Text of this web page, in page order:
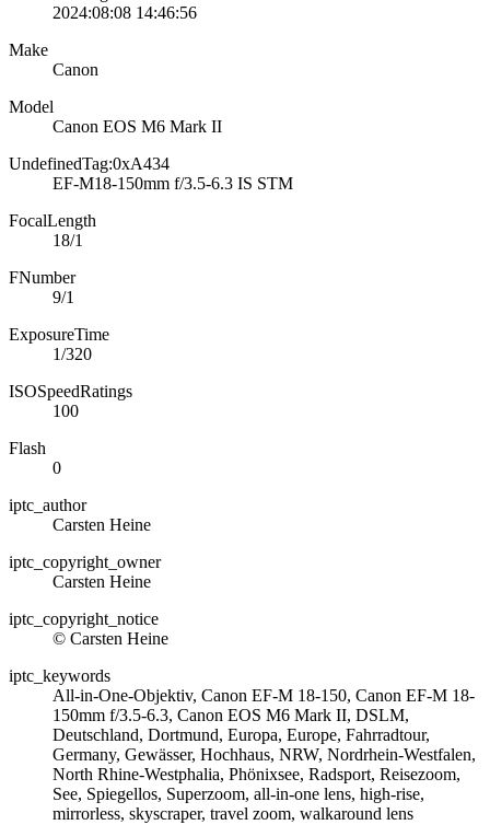
2024:08:08 14:46:56
Make
Canon
Model
Canon EOS M6 Mark II
UndefinedTag:0xA434
EF-M18-150mm f/3.5-6.3 IS STM
FocalLength
18/1
FNumber
9/1
ExposureTime
1/320
ISOSpeedRatings
100
Flash
0
iptc_author
Carsten Heine
iptc_copyright_owner
Carsten Heine
iptc_copyright_notice
© Carsten Heine
iptc_keywords
All‑in‑One‑Objektiv, Canon EF-M 18-150, Canon EF-M 18-
150mm f/3.5-6.3, Canon EOS M6 Mark II, DSLM,
Deutschland, Dortmund, Europa, Europe, Fahrradtour,
Germany, Gewässer, Hochhaus, NRW, Nordrhein-Westfalen,
North Rhine‑Westphalia, Phönixsee, Radsport, Reisezoom,
See, Spiegellos, Superzoom, all‑in‑one lens, high‑rise,
mirrorless, skyscraper, travel zoom, walkaround lens